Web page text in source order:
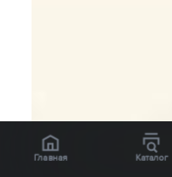
Главная Каталог